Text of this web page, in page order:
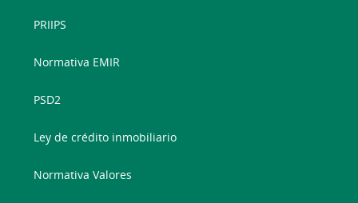
PRIIPS
Normativa EMIR
PSD2
Ley de crédito inmobiliario
Normativa Valores